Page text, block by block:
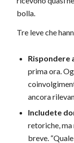
bolla.
Tre leve che
Rispondere
prima ora.
ancora
Includete
retoriche, ma
breve.